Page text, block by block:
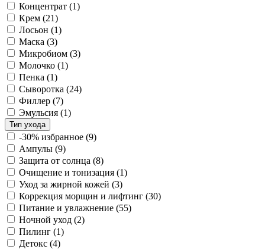
Концентрат (1)
Крем (21)
Лосьон (1)
Маска (3)
Микробиом (3)
Молочко (1)
Пенка (1)
Сыворотка (24)
Филлер (7)
Эмульсия (1)
Тип ухода
-30% избранное (9)
Ампулы (9)
Защита от солнца (8)
Очищение и тонизация (1)
Уход за жирной кожей (3)
Коррекция морщин и лифтинг (30)
Питание и увлажнение (55)
Ночной уход (2)
Пилинг (1)
Детокс (4)